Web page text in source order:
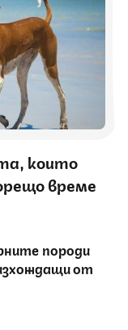
които
време
породи
от